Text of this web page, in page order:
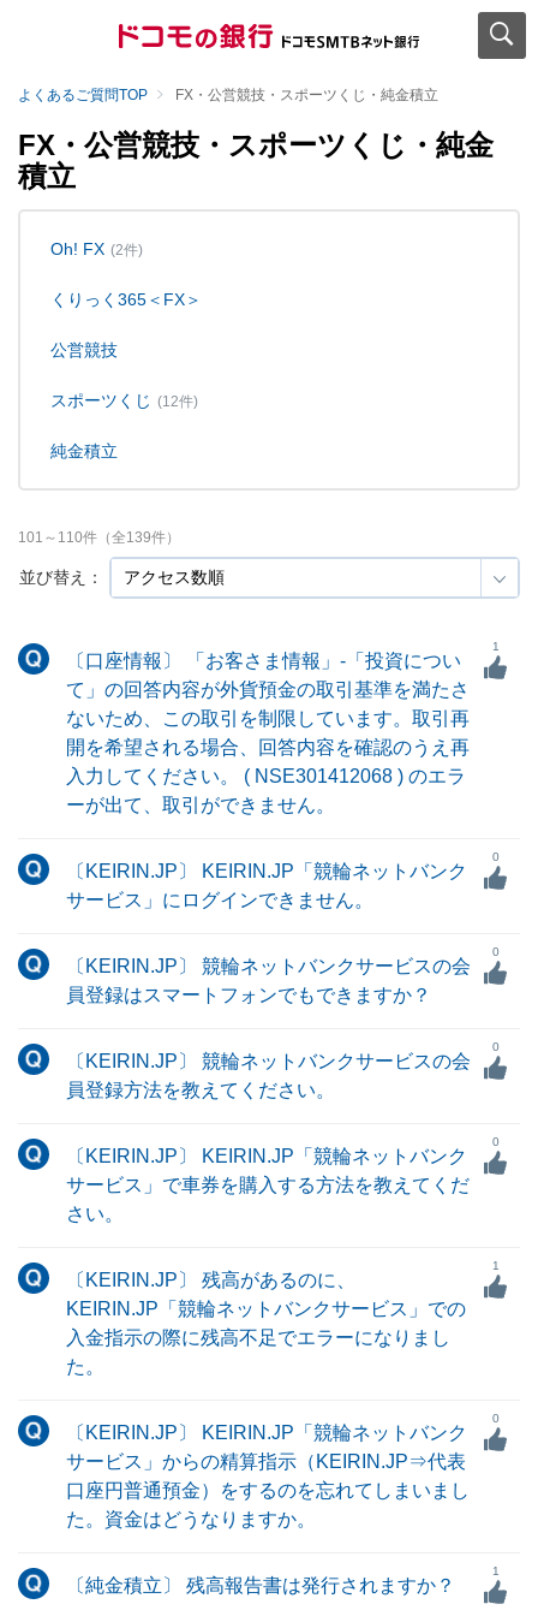
よくあるご質問TOP FX・公営競技・スポーツくじ・純金積立
FX・公営競技・スポーツくじ・純金
積立
Oh! FX (2件)
くりっく365＜FX＞
公営競技
スポーツくじ (12件)
純金積立
並び替え：
101 ～ 110件（全139件）
〔口座情報〕 「お客さま情報」-「投資につい
て」の回答内容が外貨預金の取引基準を満たさ
ないため、この取引を制限しています。取引再
開を希望される場合、回答内容を確認のうえ再
入力してください。 ( NSE301412068 ) のエラ
ーが出て、取引ができません。
1
〔KEIRIN.JP〕 KEIRIN.JP「競輪ネットバンク
サービス」にログインできません。
0
〔KEIRIN.JP〕 競輪ネットバンクサービスの会
員登録はスマートフォンでもできますか？
0
〔KEIRIN.JP〕 競輪ネットバンクサービスの会
員登録方法を教えてください。
0
〔KEIRIN.JP〕 KEIRIN.JP「競輪ネットバンク
サービス」で車券を購入する方法を教えてくだ
さい。
0
〔KEIRIN.JP〕 残高があるのに、
KEIRIN.JP「競輪ネットバンクサービス」での
入金指示の際に残高不足でエラーになりまし
た。
1
〔KEIRIN.JP〕 KEIRIN.JP「競輪ネットバンク
サービス」からの精算指示（KEIRIN.JP⇒代表
口座円普通預金）をするのを忘れてしまいまし
た。資金はどうなりますか。
0
〔純金積立〕 残高報告書は発行されますか？
1